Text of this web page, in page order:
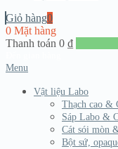
Giỏ hàng0
0 Mặt hàng
Thanh toán 0 ₫
Menu
Vật liệu Labo
Thạch cao &
Sáp Labo &
Cát sói mòn
Bột sứ,